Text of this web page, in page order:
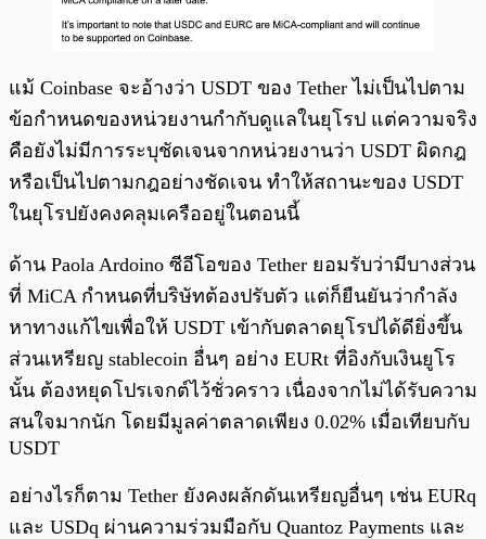
แม้ Coinbase จะอ้างว่า USDT ของ Tether ไม่เป็นไปตาม
ข้อกำหนดของหน่วยงานกำกับดูแลในยุโรป แต่ความจริง
คือยังไม่มีการระบุชัดเจนจากหน่วยงานว่า USDT ผิดกฎ
หรือเป็นไปตามกฎอย่างชัดเจน ทำให้สถานะของ USDT
ในยุโรปยังคงคลุมเครืออยู่ในตอนนี้
ด้าน Paola Ardoino ซีอีโอของ Tether ยอมรับว่ามีบางส่วน
ที่ MiCA กำหนดที่บริษัทต้องปรับตัว แต่ก็ยืนยันว่ากำลัง
หาทางแก้ไขเพื่อให้ USDT เข้ากับตลาดยุโรปได้ดียิ่งขึ้น
ส่วนเหรียญ stablecoin อื่นๆ อย่าง EURt ที่อิงกับเงินยูโร
นั้น ต้องหยุดโปรเจกต์ไว้ชั่วคราว เนื่องจากไม่ได้รับความ
สนใจมากนัก โดยมีมูลค่าตลาดเพียง 0.02% เมื่อเทียบกับ
USDT
อย่างไรก็ตาม Tether ยังคงผลักดันเหรียญอื่นๆ เช่น EURq
และ USDq ผ่านความร่วมมือกับ Quantoz Payments และ